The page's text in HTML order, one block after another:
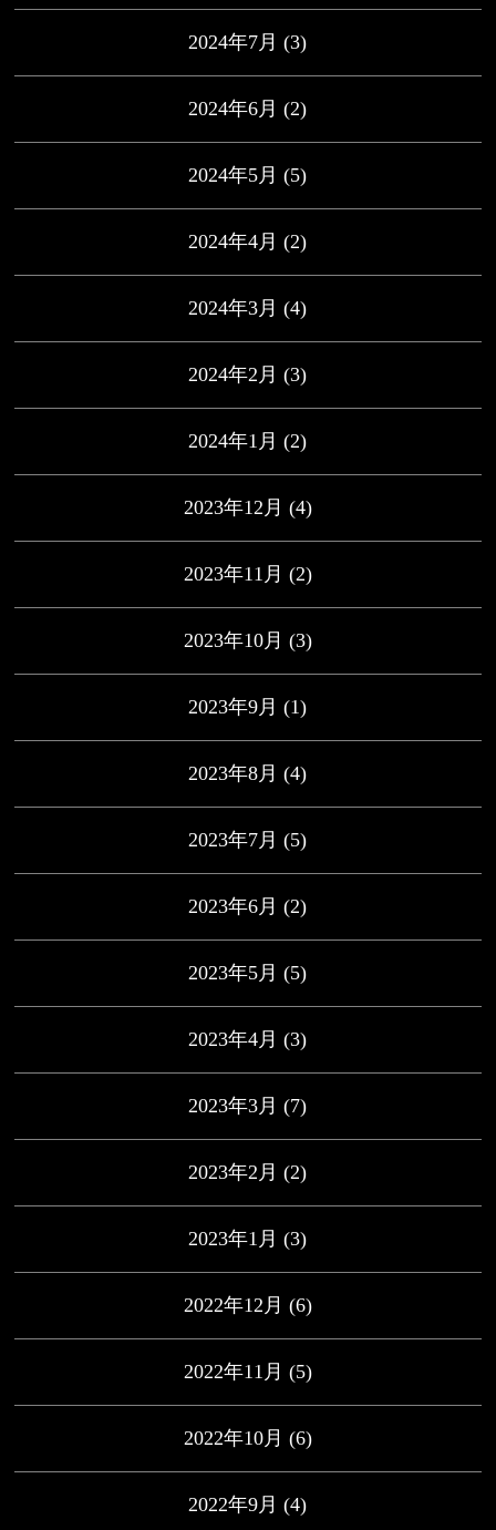
2024年7月 (3)
2024年6月 (2)
2024年5月 (5)
2024年4月 (2)
2024年3月 (4)
2024年2月 (3)
2024年1月 (2)
2023年12月 (4)
2023年11月 (2)
2023年10月 (3)
2023年9月 (1)
2023年8月 (4)
2023年7月 (5)
2023年6月 (2)
2023年5月 (5)
2023年4月 (3)
2023年3月 (7)
2023年2月 (2)
2023年1月 (3)
2022年12月 (6)
2022年11月 (5)
2022年10月 (6)
2022年9月 (4)